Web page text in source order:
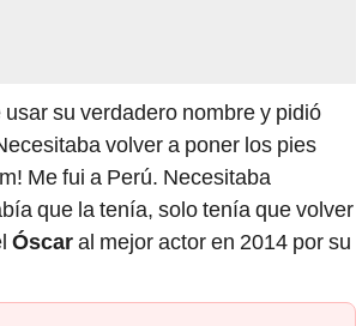
su verdadero nombre y pidió
volver a poner los pies
Me fui a Perú. Necesitaba
que la tenía, solo tenía que volver
Óscaral mejor actor en 2014 por su